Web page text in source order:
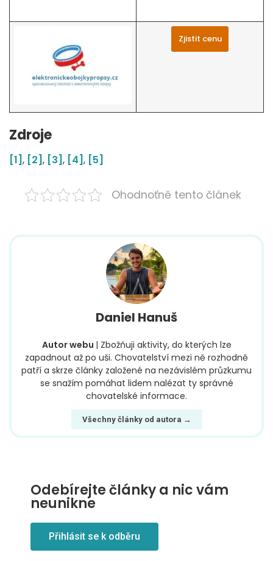
Zjistit cenu
Zdroje
[1], [2], [3], [4], [5]
Ohodnoťně tento článek
Daniel Hanuš
Autor webu | Zbožňuji aktivity, do kterých lze
zapadnout až po uši. Chovatelství mezi ně rozhodně
patří a skrze články založené na nezávislém průzkumu
se snažím pomáhat lidem nalézat ty správné
chovatelské informace.
Všechny články od autora →
Odebírejte články a nic vám
neunikne
Přihlásit se k odběru